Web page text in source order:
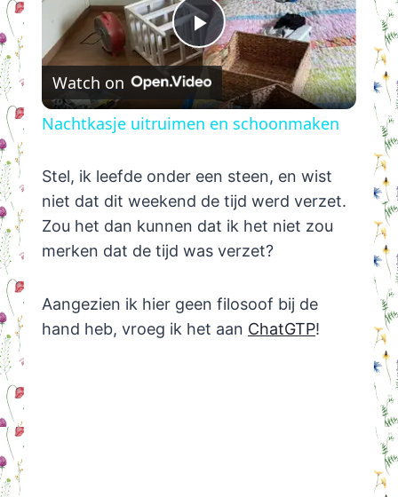
Play
Video
Watch on
Nachtkasje uitruimen en schoonmaken
Stel, ik leefde onder een steen, en wist
niet dat dit weekend de tijd werd verzet.
Zou het dan kunnen dat ik het niet zou
merken dat de tijd was verzet?
Aangezien ik hier geen filosoof bij de
hand heb, vroeg ik het aan ChatGTP!